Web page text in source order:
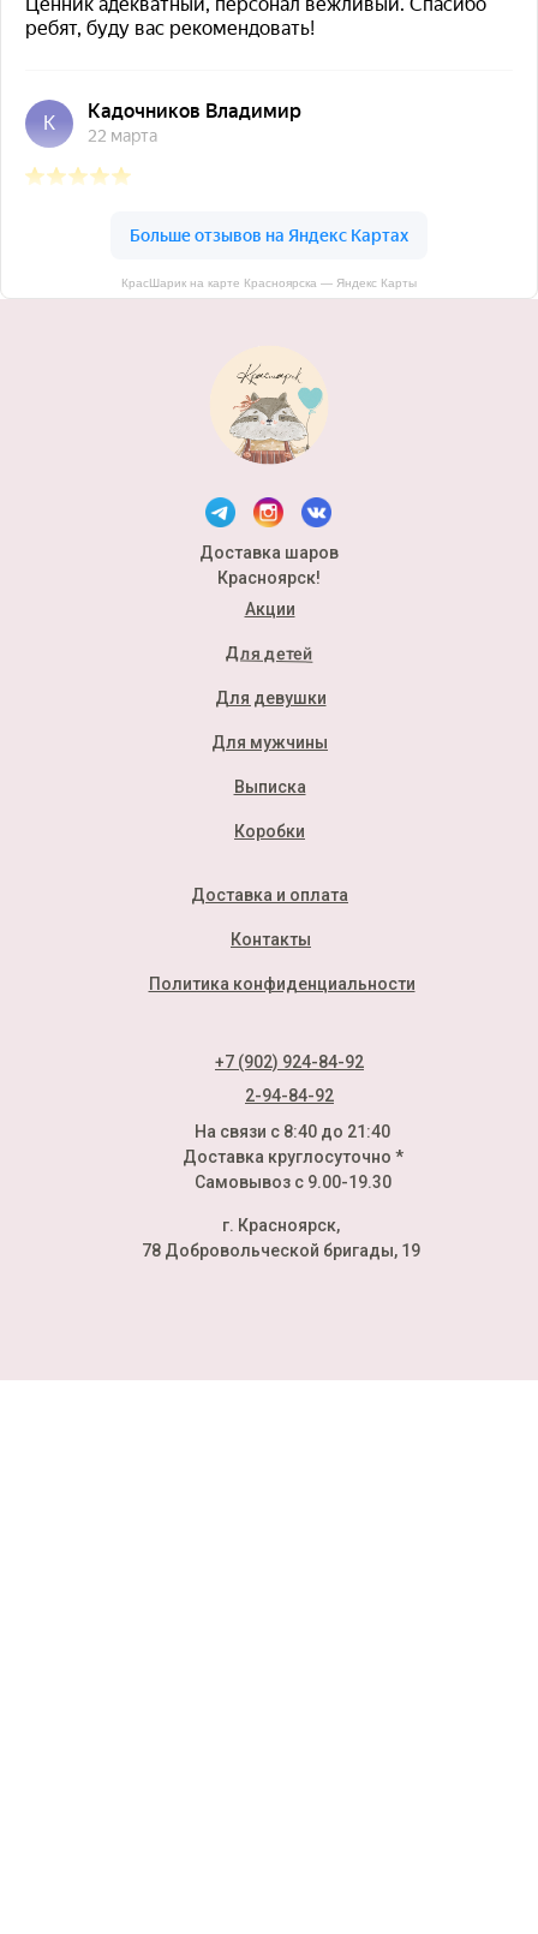
КрасШарик на карте Красноярска — Яндекс Карты
Доставка шаров
Красноярск!
Акции
Для детей
Для девушки
Для мужчины
Выписка
Коробки
На связи с 8:40 до 21:40
Доставка круглосуточно *
Самовывоз с 9.00-19.30
г. Красноярск,
78 Добровольческой бригады, 19
Политика конфиденциальности
Доставка и оплата
Контакты
+7 (902) 924-84-92
2-94-84-92